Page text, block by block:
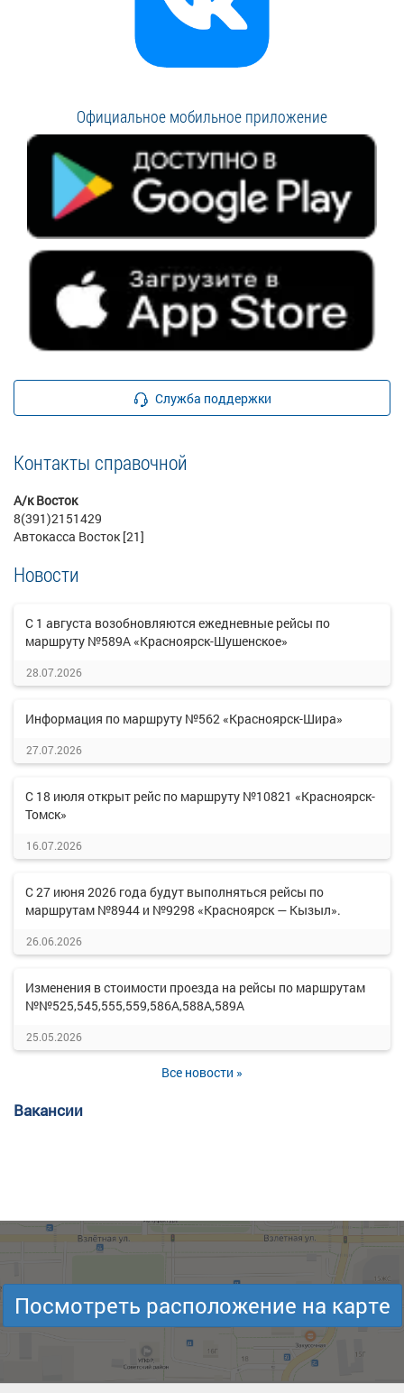
Официальное мобильное приложение
Служба поддержки
Контакты справочной
А/к Восток
8(391)2151429
Автокасса Восток [21]
Новости
С 1 августа возобновляются ежедневные рейсы по
маршруту №589А «Красноярск-Шушенское»
28.07.2026
Информация по маршруту №562 «Красноярск-Шира»
27.07.2026
С 18 июля открыт рейс по маршруту №10821 «Красноярск-
Томск»
16.07.2026
С 27 июня 2026 года будут выполняться рейсы по
маршрутам №8944 и №9298 «Красноярск — Кызыл».
26.06.2026
Изменения в стоимости проезда на рейсы по маршрутам
№№525,545,555,559,586А,588А,589А
25.05.2026
Все новости »
Вакансии
Посмотреть расположение на карте